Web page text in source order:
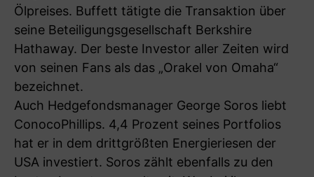
Ölpreises. Buffett tätigte die Transaktion über
seine Beteiligungsgesellschaft Berkshire
Hathaway. Der beste Investor aller Zeiten wird
von seinen Fans als das „Orakel von Omaha“
bezeichnet.
Auch Hedgefondsmanager George Soros liebt
ConocoPhillips. 4,4 Prozent seines Portfolios
hat er in dem drittgrößten Energieriesen der
USA investiert. Soros zählt ebenfalls zu den